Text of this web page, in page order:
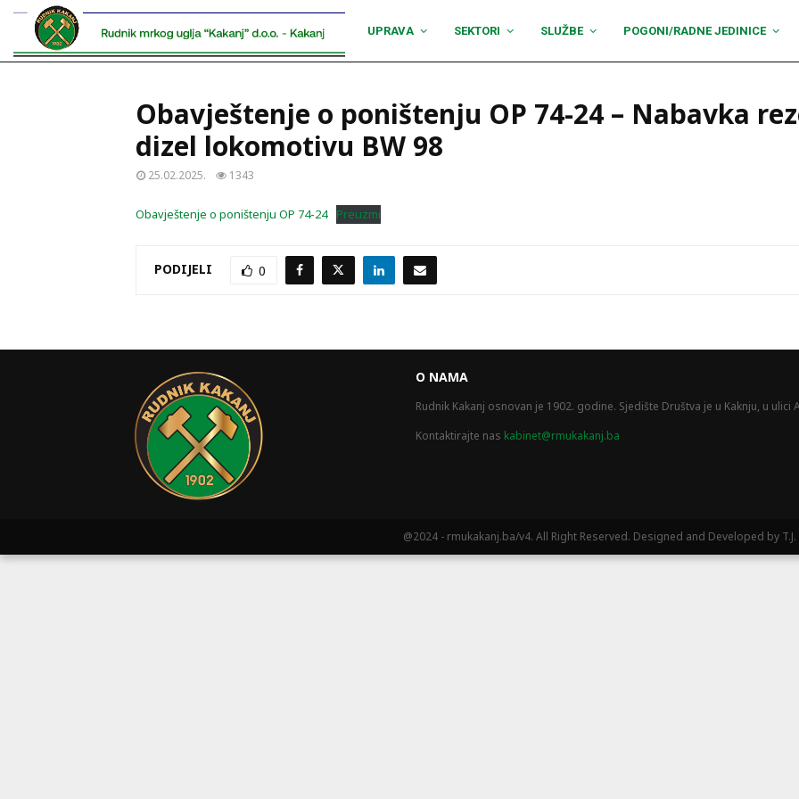
UPRAVA SEKTORI SLUŽBE POGONI/RADNE JEDINICE
Obavještenje o poništenju OP 74-24 – Nabavka
dizel lokomotivu BW 98
25.02.2025. 1343
Obavještenje o poništenju OP 74-24 Preuzmi
PODIJELI 0
O NAMA
Rudnik Kakanj osnovan je 1902. godine. Sjedište Društva je u Kaknju, u ulici
Kontaktirajte nas kabinet@rmukakanj.ba
@2024 - rmukakanj.ba/v4. All Right Reserved. Designed and Developed by T.J.